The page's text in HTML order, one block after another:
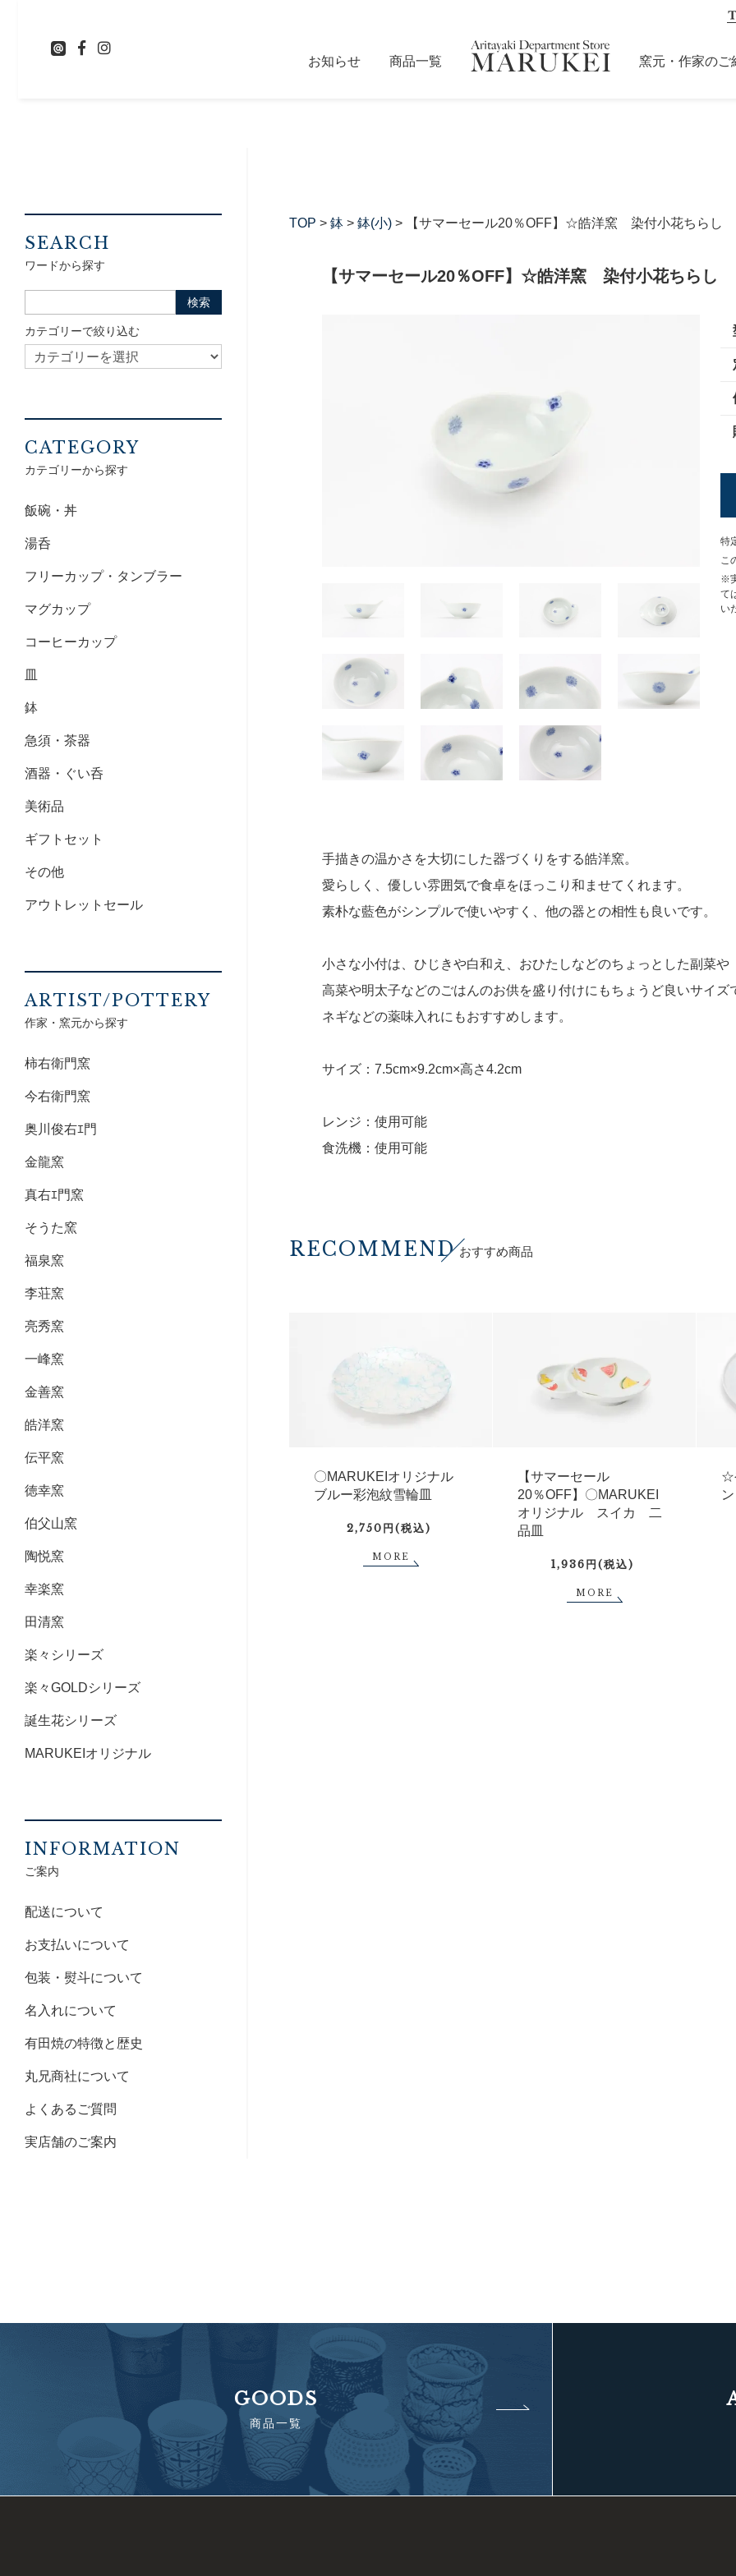
お知らせ 商品一覧 窯元・作家のご
TOP > 鉢 > 鉢(小) > 【サマーセール20％OFF】☆皓洋窯 染付小花ちらし
【サマーセール20％OFF】☆皓洋窯 染付小花ちらし
特
こ
※
て
い
手描きの温かさを大切にした器づくりをする皓洋窯。
愛らしく、優しい雰囲気で食卓をほっこり和ませてくれます。
素朴な藍色がシンプルで使いやすく、他の器との相性も良いです。
小さな小付は、ひじきや白和え、おひたしなどのちょっとした副菜や
高菜や明太子などのごはんのお供を盛り付けにもちょうど良いサイズ
ネギなどの薬味入れにもおすすめします。
サイズ：7.5cm×9.2cm×高さ4.2cm
レンジ：使用可能
食洗機：使用可能
RECOMMEND おすすめ商品
〇MARUKEIオリジナル
ブルー彩泡紋雪輪皿
2,750円(税込)
MORE
【サマーセール
20％OFF】〇MARUKEI
オリジナル スイカ 二
品皿
1,936円(税込)
MORE
☆
SEARCH
ワードから探す
カテゴリーで絞り込む
CATEGORY
カテゴリーから探す
飯碗・丼
湯呑
フリーカップ・タンブラー
マグカップ
コーヒーカップ
皿
鉢
急須・茶器
酒器・ぐい呑
美術品
ギフトセット
その他
アウトレットセール
ARTIST/POTTERY
作家・窯元から探す
柿右衛門窯
今右衛門窯
奥川俊右ｴ門
金龍窯
真右ｴ門窯
そうた窯
福泉窯
李荘窯
亮秀窯
一峰窯
金善窯
皓洋窯
伝平窯
徳幸窯
伯父山窯
陶悦窯
幸楽窯
田清窯
楽々シリーズ
楽々GOLDシリーズ
誕生花シリーズ
MARUKEIオリジナル
INFORMATION
ご案内
配送について
お支払いについて
包装・熨斗について
名入れについて
有田焼の特徴と歴史
丸兄商社について
よくあるご質問
実店舗のご案内
GOODS
商品一覧